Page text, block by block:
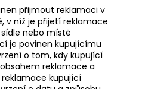
přijmout reklamaci v
v níž je přijetí reklamace
nebo místě
je povinen kupujícímu
o tom, kdy kupující
reklamace a
kupující